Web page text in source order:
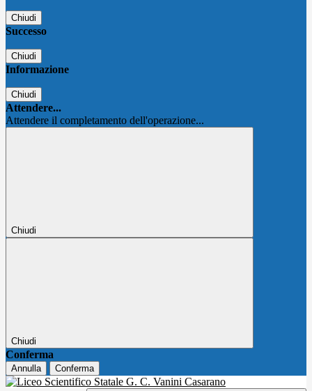
Chiudi
Successo
Chiudi
Informazione
Chiudi
Attendere...
Attendere il completamento dell'operazione...
Chiudi
Chiudi
Conferma
Annulla Conferma